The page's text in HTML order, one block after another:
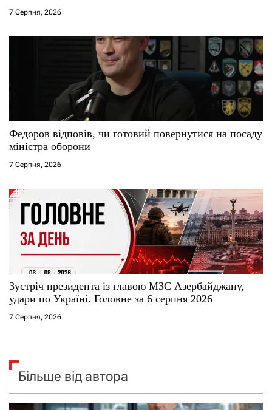
в
7 Серпня, 2026
Федоров відповів, чи готовий повернутися на посаду
міністра оборони
7 Серпня, 2026
Зустріч президента із главою МЗС Азербайджану,
удари по Україні. Головне за 6 серпня 2026
7 Серпня, 2026
Більше від автора